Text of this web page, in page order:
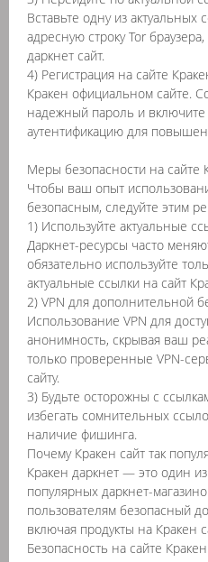
Вставьте одну из актуальных
адресную строку Tor
даркнет сайт.
4) Регистрация на сайте
Кракен официальном сайте.
надежный пароль и включите
аутентификацию для
Меры безопасности на сайте
Чтобы ваш опыт
безопасным, следуйте этим
1) Используйте актуальные
Даркнет-ресурсы часто
обязательно используйте
актуальные ссылки на сайт
2) VPN для дополнительной
Использование VPN для
анонимность, скрывая ваш
только проверенные VPN-
сайту.
3) Будьте осторожны с
избегать сомнительных
наличие фишинга.
Почему Кракен сайт так
Кракен даркнет — это один
популярных даркнет-
пользователям безопасный
включая продукты на Кракен
Безопасность на сайте